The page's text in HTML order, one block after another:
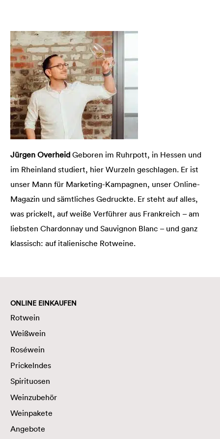
Jürgen Overheid Geboren im Ruhrpott, in Hessen und
im Rheinland studiert, hier Wurzeln geschlagen. Er ist
unser Mann für Marketing-Kampagnen, unser Online-
Magazin und sämtliches Gedruckte. Er steht auf alles,
was prickelt, auf weiße Verführer aus Frankreich – am
liebsten Chardonnay und Sauvignon Blanc – und ganz
klassisch: auf italienische Rotweine.
ONLINE EINKAUFEN
Rotwein
Weißwein
Roséwein
Prickelndes
Spirituosen
Weinzubehör
Weinpakete
Angebote